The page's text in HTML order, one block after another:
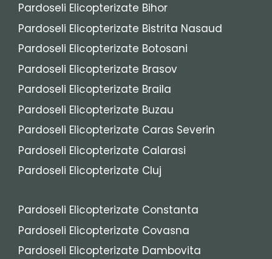
Pardoseli Elicopterizate Bihor
Pardoseli Elicopterizate Bistrita Nasaud
Pardoseli Elicopterizate Botosani
Pardoseli Elicopterizate Brasov
Pardoseli Elicopterizate Braila
Pardoseli Elicopterizate Buzau
Pardoseli Elicopterizate Caras Severin
Pardoseli Elicopterizate Calarasi
Pardoseli Elicopterizate Cluj
Pardoseli Elicopterizate Constanta
Pardoseli Elicopterizate Covasna
Pardoseli Elicopterizate Dambovita